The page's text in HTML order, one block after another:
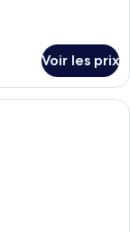
Voir les prix
réfrigérateur,